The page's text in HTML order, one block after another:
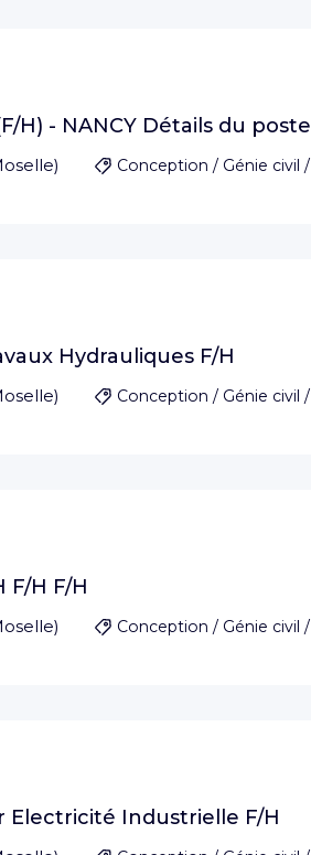
H) - NANCY Détails du
) Conception / Génie civil
Hydrauliques F/H
) Conception / Génie civil
H F/H
) Conception / Génie civil
Electricité Industrielle F/H